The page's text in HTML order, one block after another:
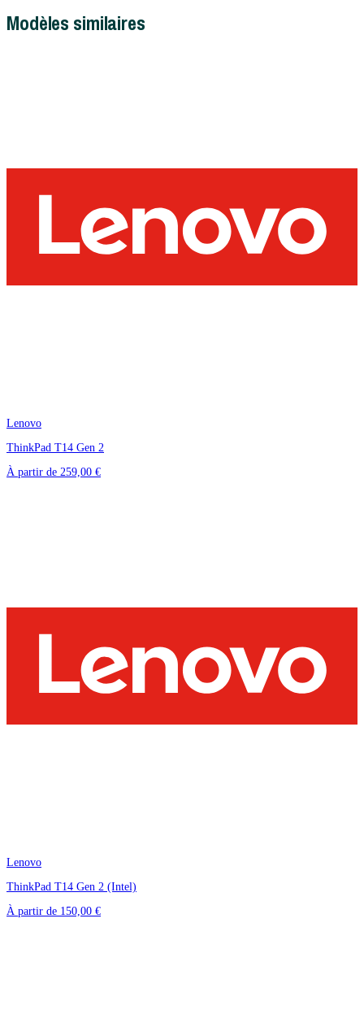
Modèles similaires
Lenovo
ThinkPad T14 Gen 2
À partir de 259,00 €
Lenovo
ThinkPad T14 Gen 2 (Intel)
À partir de 150,00 €